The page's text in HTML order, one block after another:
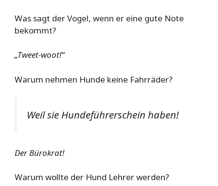
Was sagt der Vogel, wenn er eine gute Note
bekommt?
„Tweet-woot!“
Warum nehmen Hunde keine Fahrräder?
Weil sie Hundeführerschein haben!
Der Bürokrat!
Warum wollte der Hund Lehrer werden?